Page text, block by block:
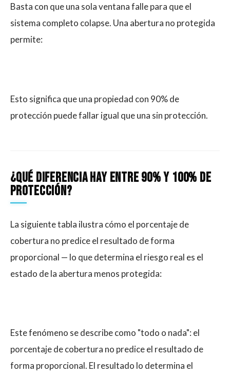
Basta con que una sola ventana falle para que el
sistema completo colapse. Una abertura no protegida
permite:
Esto significa que una propiedad con 90% de
protección puede fallar igual que una sin protección.
¿Qué diferencia hay entre 90% y 100% de
protección?
La siguiente tabla ilustra cómo el porcentaje de
cobertura no predice el resultado de forma
proporcional — lo que determina el riesgo real es el
estado de la abertura menos protegida:
Este fenómeno se describe como "todo o nada": el
porcentaje de cobertura no predice el resultado de
forma proporcional. El resultado lo determina el